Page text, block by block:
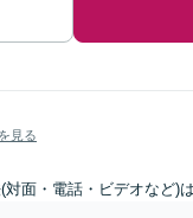
見る
対面・電話・ビデオなど)